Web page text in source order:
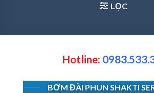
LỌC
Hotline:
BƠM ĐÀI PHUN SHAKTI